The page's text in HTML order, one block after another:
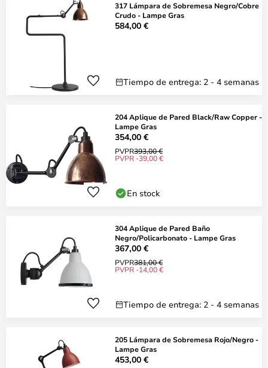
317 Lámpara de Sobremesa Negro/Cobre
Crudo - Lampe Gras
584,00 €
Tiempo de entrega: 2 - 4 semanas
204 Aplique de Pared Black/Raw Copper -
Lampe Gras
354,00 €
PVPR393,00 €
PVPR -39,00 €
En stock
304 Aplique de Pared Baño
Negro/Policarbonato - Lampe Gras
367,00 €
PVPR381,00 €
PVPR -14,00 €
Tiempo de entrega: 2 - 4 semanas
205 Lámpara de Sobremesa Rojo/Negro -
Lampe Gras
453,00 €